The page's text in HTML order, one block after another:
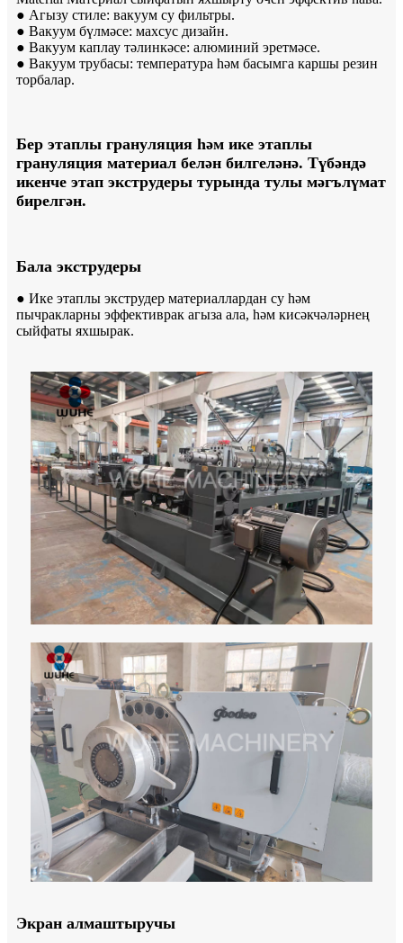
● Агызу стиле: вакуум су фильтры.
● Вакуум бүлмәсе: махсус дизайн.
● Вакуум каплау тәлинкәсе: алюминий эретмәсе.
● Вакуум трубасы: температура һәм басымга каршы резин
торбалар.
Бер этаплы грануляция һәм ике этаплы
грануляция материал белән билгеләнә. Түбәндә
икенче этап экструдеры турында тулы мәгълүмат
бирелгән.
Бала экструдеры
● Ике этаплы экструдер материаллардан су һәм
пычракларны эффективрак агыза ала, һәм кисәкчәләрнең
сыйфаты яхшырак.
Экран алмаштыручы